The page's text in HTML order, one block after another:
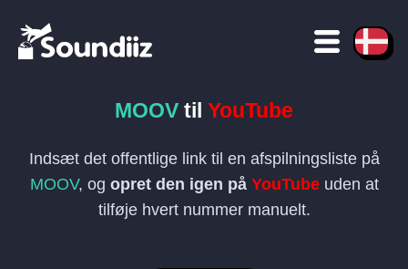
MOOV til YouTube
Indsæt det offentlige link til en afspilningsliste på
MOOV, og opret den igen på YouTubeuden at
tilføje hvert nummer manuelt.